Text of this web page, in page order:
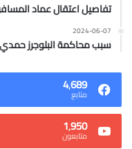
تفاصيل اعتقال عماد
2024-06-07
سبب محاكمة البلوجرز حمدي
4٬689
متابع
1٬950
متابعون